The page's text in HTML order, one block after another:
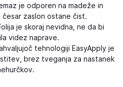
je odporen na madeže in
česar zaslon ostane čist.
je skoraj nevidna, ne da bi
videz naprave.
tehnologiji EasyApply je
brez tveganja za nastanek